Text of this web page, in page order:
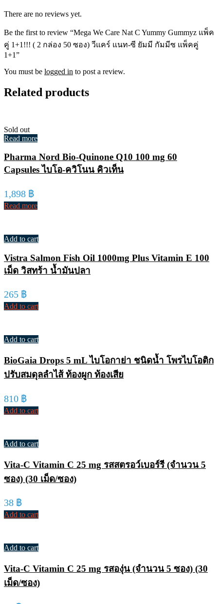
There are no reviews yet.
Be the first to review “Mega We Care Nat C Yummy Gummyz แพ็ค
คู่ 1+1!!! ( 2 กล่อง 50 ซอง) วีแคร์ แนท-ซี ยัมมี กัมมีซ แพ็คคู่
1+1”
You must be logged in to post a review.
Related products
Sold out
Read more
Pharma Nord Bio-Quinone Q10 100 mg 60
Capsules ไบโอ-ควิโนน คิวเท็น
1,898 ฿
Read more
Add to cart
Vistra Salmon Fish Oil 1000mg Plus Vitamin E 100
เม็ด วิสทร้า น้ำมันปลา
265 ฿
Add to cart
Add to cart
BioGaia Drops 5 mL ไบโอกาย่า ชนิดน้ำ โพรไบโอติก
ปรับสมดุลลำไส้ ท้องผูก ท้องเสีย
810 ฿
Add to cart
Add to cart
Vita-C Vitamin C 25 mg รสสตรอว์เบอร์รี (จำนวน 5
ซอง) (30 เม็ด/ซอง)
38 ฿
Add to cart
Add to cart
Vita-C Vitamin C 25 mg รสองุ่น (จำนวน 5 ซอง) (30
เม็ด/ซอง)